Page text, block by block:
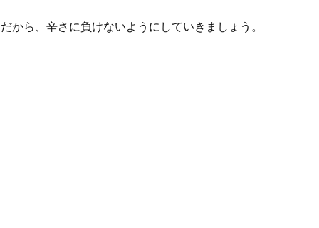
だから、辛さに負けないようにしていきましょう。